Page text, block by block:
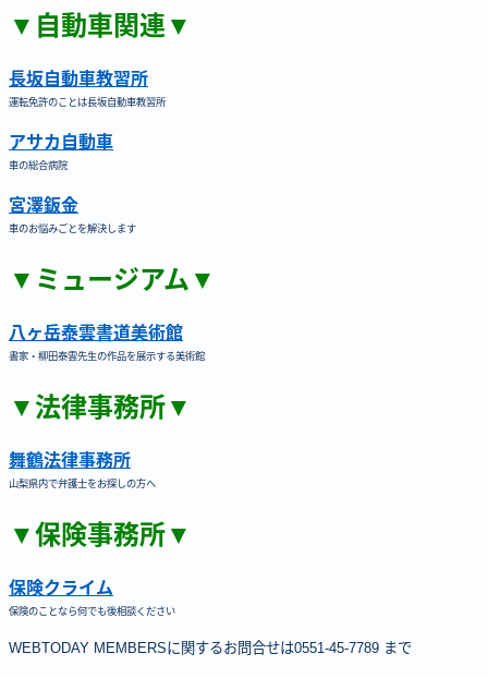
▼自動車関連▼
長坂自動車教習所
運転免許のことは長坂自動車教習所
アサカ自動車
車の総合病院
宮澤鈑金
車のお悩みごとを解決します
▼ミュージアム▼
八ヶ岳泰雲書道美術館
書家・柳田泰雲先生の作品を展示する美術館
▼法律事務所▼
舞鶴法律事務所
山梨県内で弁護士をお探しの方へ
▼保険事務所▼
保険クライム
保険のことなら何でも後相談ください
WEBTODAY MEMBERSに関するお問合せは0551-45-7789 まで